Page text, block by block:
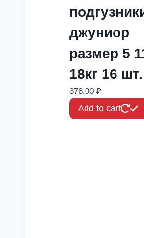
джуниор
размер 5
18кг 16 шт.
378,00 ₽
Add to cart